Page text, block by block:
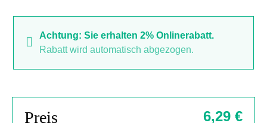
Achtung: Sie erhalten 2% Onlinerabatt.
Rabatt wird automatisch abgezogen.
Preis 6,29 €